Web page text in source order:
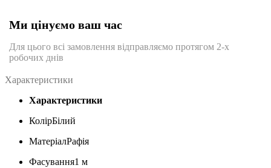
Ми цінуємо ваш час
Для цього всі замовлення відправляємо протягом 2-х
робочих днів
Характеристики
Характеристики
КолірБілий
МатеріалРафія
Фасування1 м